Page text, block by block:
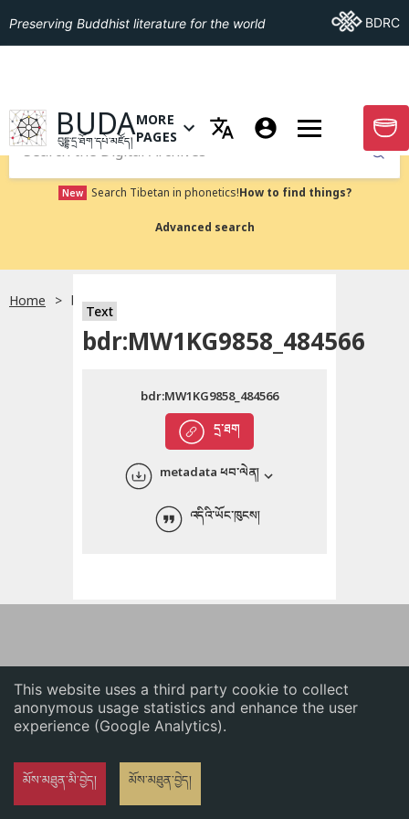
This website uses a third party cookie to collect
anonymous usage statistics and enhance the user
experience (Google Analytics).
མོས་མཐུན་མི་བྱེད། མོས་མཐུན་བྱེད།
English
ភាសាខ្មែរ
Preserving Buddhist literature for the world Go ToBDRC
GO TO HOMEPAGE
BUDA
བུདྡྷ་དྲ་ཐོག་དཔེ་མཛོད།
OPEN MENU OF MORE PAGES
MORE
PAGES
GO
Submit
New Search Tibetan in phonetics!How to find things?
Advanced search
Home bdr:MW1KG9858_484566
Text
bdr:MW1KG9858_484566
དྲ་ཐག
bdr:MW1KG9858_484566
metadata ཕབ་ལེན།
འདིའི་ཡོང་ཁུངས།